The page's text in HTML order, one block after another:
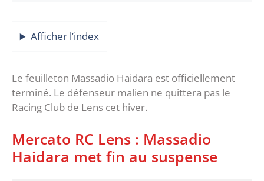
Afficher l’index
Le feuilleton Massadio Haidara est officiellement
terminé. Le défenseur malien ne quittera pas le
Racing Club de Lens cet hiver.
Mercato RC Lens : Massadio
Haidara met fin au suspense